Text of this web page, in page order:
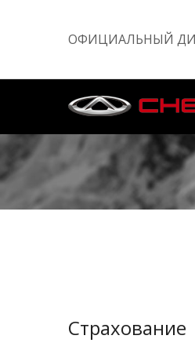
ОФИЦИАЛЬНЫЙ
Страхование